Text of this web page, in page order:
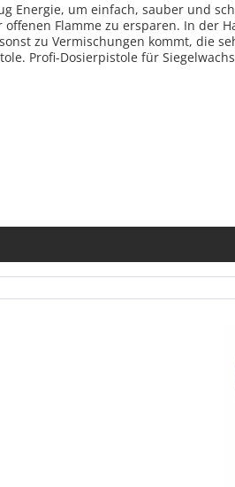
Energie, um einfach, sauber und
Flamme zu ersparen. In
zu Vermischungen kommt, die